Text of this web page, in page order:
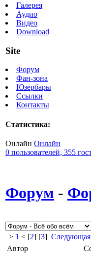
Галерея
Аудио
Видео
Download
Site
Форум
Фан-зона
Юзербары
Ссылки
Контакты
Статистика:
Онлайн Онлайн
0 пользователей, 355
Форум -
> 1 < [2] [3] Следующая
Автор